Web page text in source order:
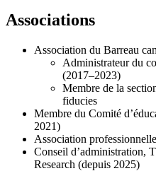
Associations
Association du Barreau
Administrateur du
(2017–2023)
Membre de la
fiducies
Membre du Comité
2021)
Association
Conseil d’administration,
Research (depuis 2025)